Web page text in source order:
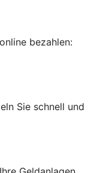
bezahlen:
Sie schnell und